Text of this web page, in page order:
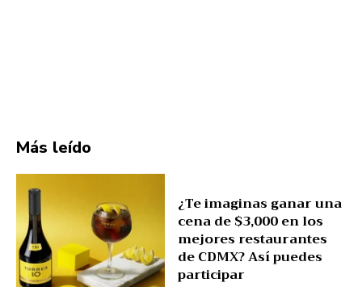
Más leído
¿Te imaginas ganar una
cena de $3,000 en los
mejores restaurantes
de CDMX? Así puedes
participar